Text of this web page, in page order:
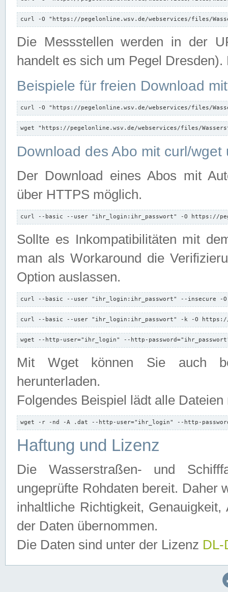
curl -O "https://pegelonline.wsv.de/webservices/files/
Die Messstellen werden in der
handelt es sich um Pegel
Beispiele für freien Download
curl -O "https://pegelonline.wsv.de/webservices/files/
wget "https://pegelonline.wsv.de/webservices/files/
Download des Abo mit curl/
Der Download eines Abos mit
über HTTPS möglich.
curl --basic --user "ihr_login:ihr_passwort" -O https://
Sollte es Inkompatibilitäten mit
man als Workaround die
Option auslassen.
curl --basic --user "ihr_login:ihr_passwort" --insecure -
curl --basic --user "ihr_login:ihr_passwort" -k -O
wget --http-user="ihr_login" --http-
Mit Wget können Sie auch
herunterladen.
Folgendes Beispiel lädt alle
wget -r -nd -A .dat --http-user="ihr_login" --http-
Haftung und Lizenz
Die Wasserstraßen- und
ungeprüfte Rohdaten bereit. Daher
inhaltliche Richtigkeit,
der Daten übernommen.
Die Daten sind unter der Lizenz